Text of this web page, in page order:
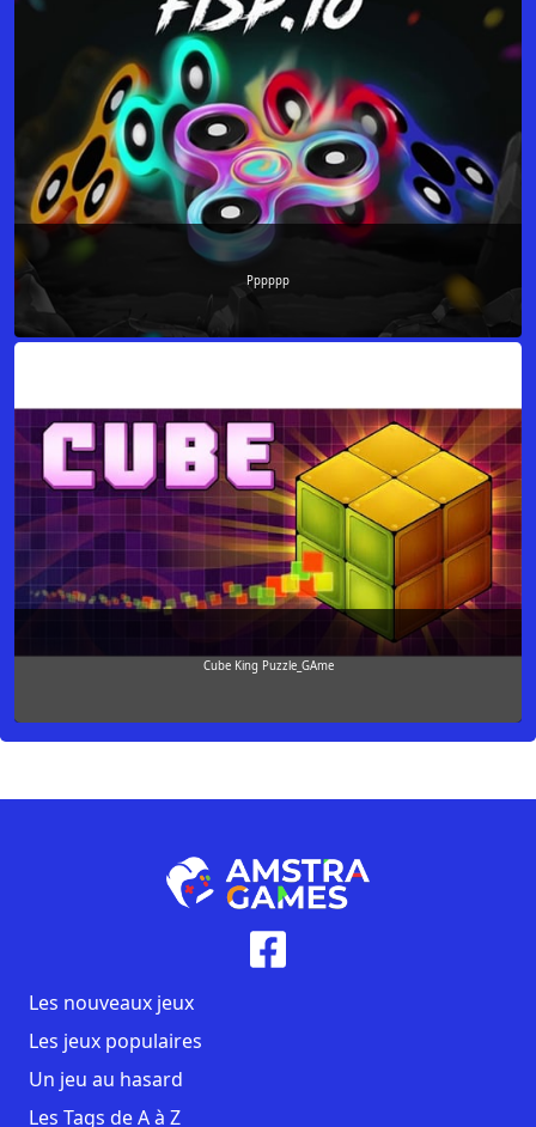
Pppppp
Cube King Puzzle_GAme
Les nouveaux jeux
Les jeux populaires
Un jeu au hasard
Les Tags de A à Z